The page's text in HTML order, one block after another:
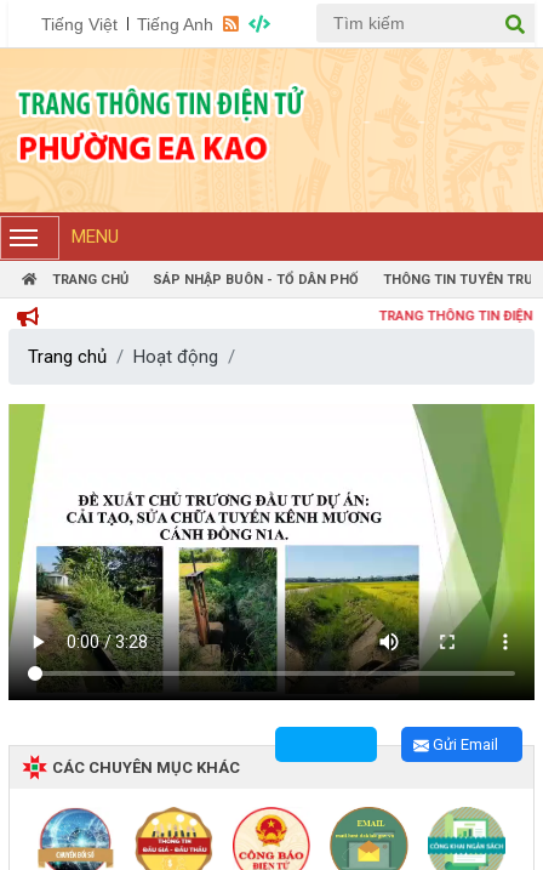
Tiếng Việt Tiếng Anh
MENU
TRANG CHỦ SÁP NHẬP BUÔN - TỔ DÂN PHỐ THÔNG TIN TUYÊN
TRANG THÔNG TIN ĐIỆN TỬ
Trang chủ Hoạt động
Gửi Email
CÁC CHUYÊN MỤC KHÁC